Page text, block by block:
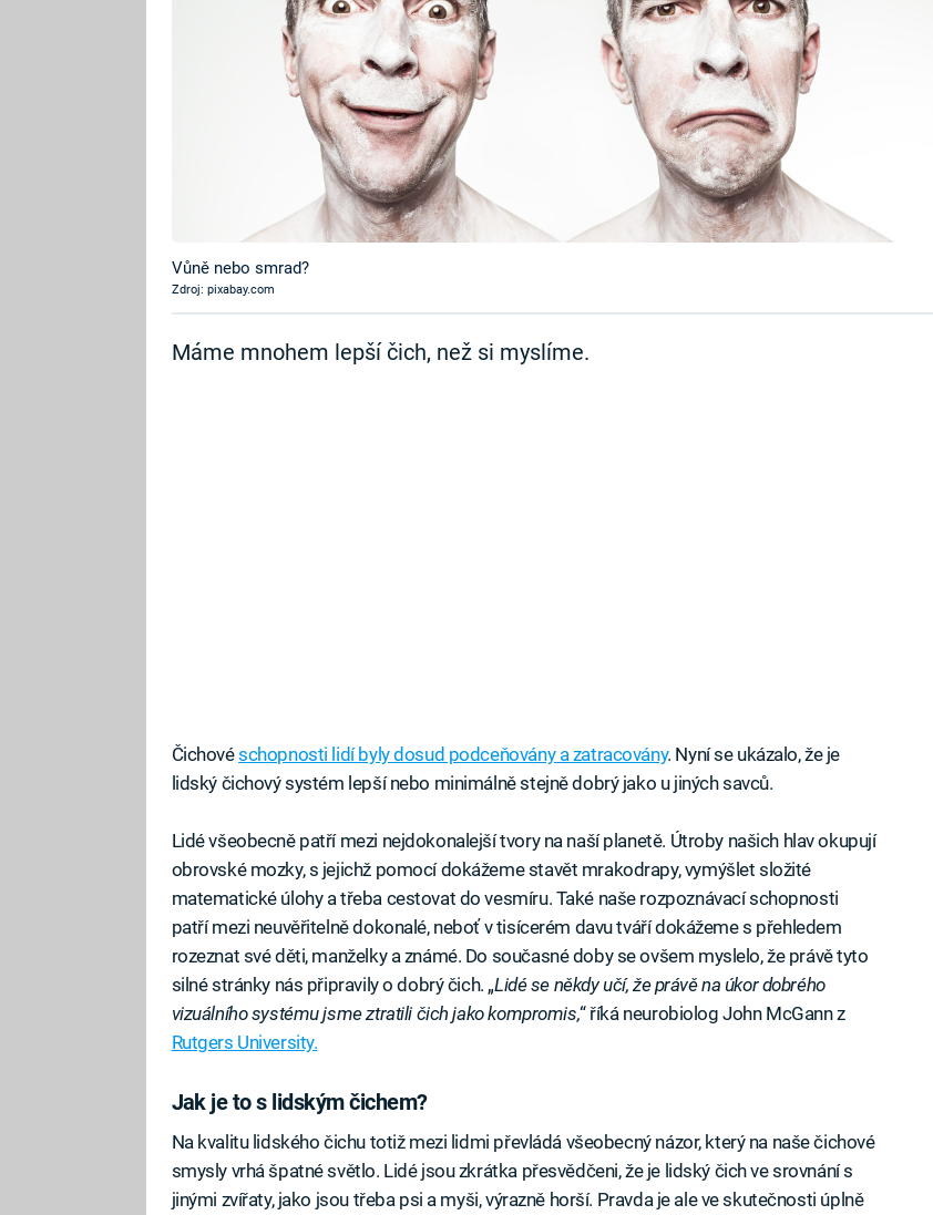
Vůně nebo smrad?
Zdroj: pixabay.com
Máme mnohem lepší čich, než si myslíme.
Čichovéschopnosti lidí byly dosud podceňovány a zatracovány. Nyní se ukázalo, že je
lidský čichový systém lepší nebo minimálně stejně dobrý jako u jiných savců.
Lidé všeobecně patří mezi nejdokonalejší tvory na naší planetě. Útroby našich hlav okupují
obrovské mozky, s jejichž pomocí dokážeme stavět mrakodrapy, vymýšlet složité
matematické úlohy a třeba cestovat do vesmíru. Také naše rozpoznávací schopnosti
patří mezi neuvěřitelně dokonalé, neboť v tisícerém davu tváří dokážeme s přehledem
rozeznat své děti, manželky a známé. Do současné doby se ovšem myslelo, že právě tyto
silné stránky nás připravily o dobrý čich. „Lidé se někdy učí, že právě na úkor dobrého
vizuálního systému jsme ztratili čich jako kompromis,“ říká neurobiolog John McGann z
Rutgers University.
Jak je to s lidským čichem?
Na kvalitu lidského čichu totiž mezi lidmi převládá všeobecný názor, který na naše čichové
smysly vrhá špatné světlo. Lidé jsou zkrátka přesvědčeni, že je lidský čich ve srovnání s
jinými zvířaty, jako jsou třeba psi a myši, výrazně horší. Pravda je ale ve skutečnosti úplně